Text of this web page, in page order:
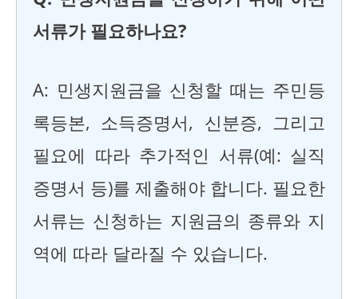
서류가 필요하나요?
A: 민생지원금을 신청할 때는 주민등
록등본, 소득증명서, 신분증, 그리고
필요에 따라 추가적인 서류(예: 실직
증명서 등)를 제출해야 합니다. 필요한
서류는 신청하는 지원금의 종류와 지
역에 따라 달라질 수 있습니다.